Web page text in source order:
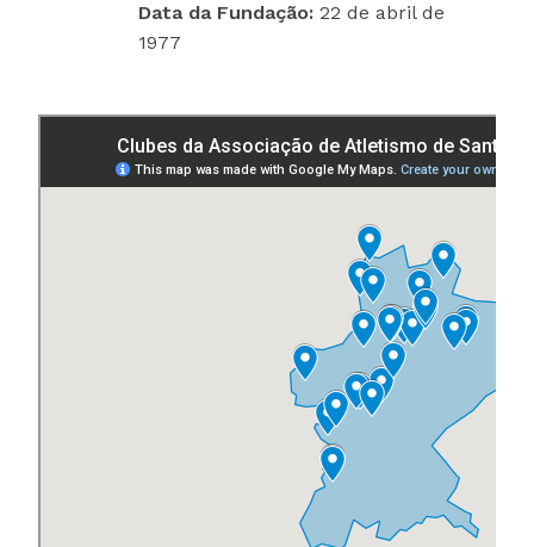
Data da Fundação:22 de abril de
1977